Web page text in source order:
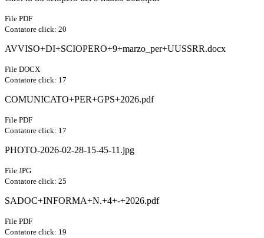
File PDF
Contatore click: 20
AVVISO+DI+SCIOPERO+9+marzo_per+UUSSRR.docx
File DOCX
Contatore click: 17
COMUNICATO+PER+GPS+2026.pdf
File PDF
Contatore click: 17
PHOTO-2026-02-28-15-45-11.jpg
File JPG
Contatore click: 25
SADOC+INFORMA+N.+4+-+2026.pdf
File PDF
Contatore click: 19